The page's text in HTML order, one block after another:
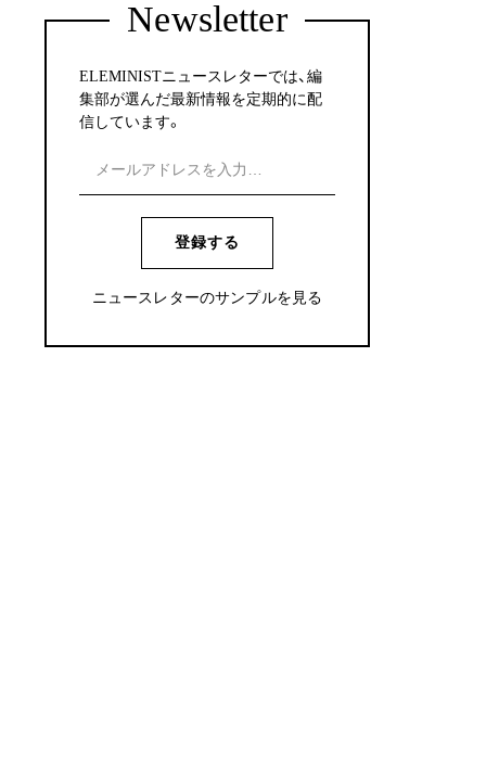
Newsletter
ELEMINISTニュースレターでは、編
集部が選んだ最新情報を定期的に配
信しています。
登録する
ニュースレターのサンプルを見る